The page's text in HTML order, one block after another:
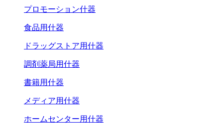
プロモーション什器
食品用什器
ドラッグストア用什器
調剤薬局用什器
書籍用什器
メディア用什器
ホームセンター用什器